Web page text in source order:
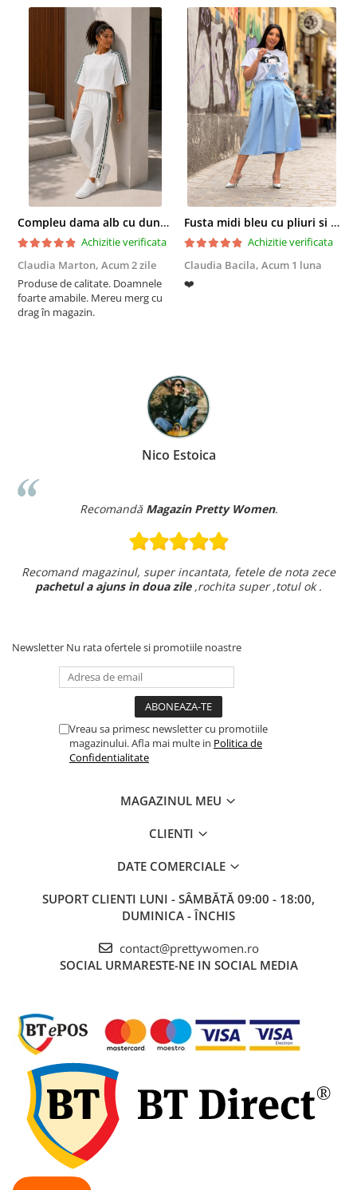
Compleu dama alb cu dungi laterale in nuante de verde si negru
Achizitie verificata
Claudia Marton, Acum 2 zile
Produse de calitate. Doamnele
foarte amabile. Mereu merg cu
drag în magazin.
Fusta midi bleu cu pliuri si buzunare
Achizitie verificata
Claudia Bacila, Acum 1 luna
❤️
Nico Estoica
Recomandă Magazin Pretty Women.
Recomand magazinul, super incantata, fetele de nota zece
pachetul a ajuns in doua zile,rochita super ,totul ok .
Newsletter Nu rata ofertele si promotiile noastre
Vreau sa primesc newsletter cu promotiile
magazinului. Afla mai multe in Politica de
Confidentialitate
MAGAZINUL MEU
CLIENTI
DATE COMERCIALE
SUPORT CLIENTI LUNI - SÂMBĂTĂ 09:00 - 18:00,
DUMINICA - ÎNCHIS
contact@prettywomen.ro
SOCIAL URMARESTE-NE IN SOCIAL MEDIA